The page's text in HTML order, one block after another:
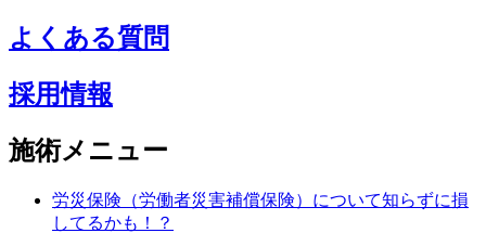
よくある質問
採用情報
施術メニュー
労災保険（労働者災害補償保険）について知らずに損
してるかも！？